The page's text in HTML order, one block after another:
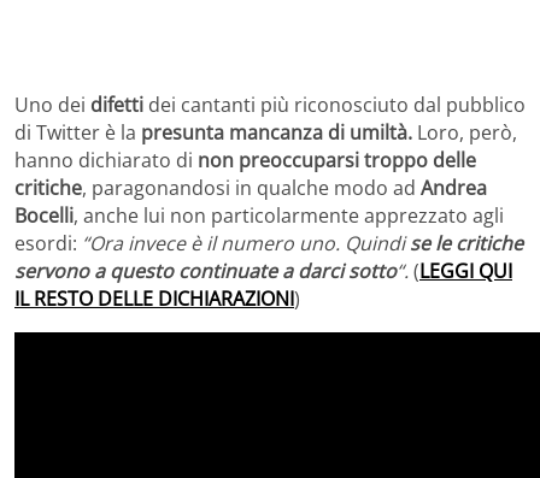
Uno dei difetti dei cantanti più riconosciuto dal pubblico
di Twitter è la presunta mancanza di umiltà. Loro, però,
hanno dichiarato di non preoccuparsi troppo delle
critiche, paragonandosi in qualche modo ad Andrea
Bocelli, anche lui non particolarmente apprezzato agli
esordi: “Ora invece è il numero uno. Quindise le critiche
servono a questo continuate a darci sotto“.(LEGGI QUI
IL RESTO DELLE DICHIARAZIONI)